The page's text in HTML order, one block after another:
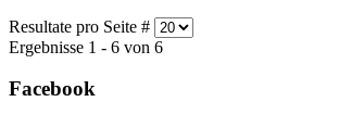
Resultate pro Seite #
Ergebnisse 1 - 6 von 6
Facebook